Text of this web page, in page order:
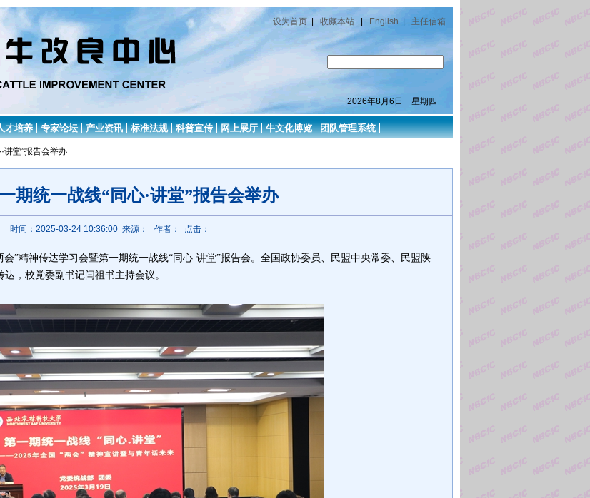
设为首页 收藏本站 English 主任信箱
2026年8月6日 星期四
才培养 专家论坛 产业资讯 标准法规 科普宣传 网上展厅 牛文化博览 团队管理系统
讲堂”报告会举办
期统一战线“同心·讲堂”报告会举办
时间：2025-03-24 10:36:00 来源： 作者： 点击：
会”精神传达学习会暨第一期统一战线“ 同心·讲堂”报告会。全国政协委员、民盟中央常委、民盟陕
，校党委副书记闫祖书主持会议。